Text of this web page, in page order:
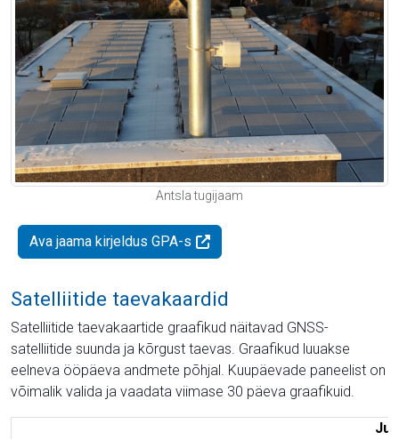
Antsla tugijaam
Ava jaama kirjeldus GPA-s
Satelliitide taevakaardid
Satelliitide taevakaartide graafikud näitavad GNSS-
satelliitide suunda ja kõrgust taevas. Graafikud luuakse
eelneva ööpäeva andmete põhjal. Kuupäevade paneelist on
võimalik valida ja vaadata viimase 30 päeva graafikuid.